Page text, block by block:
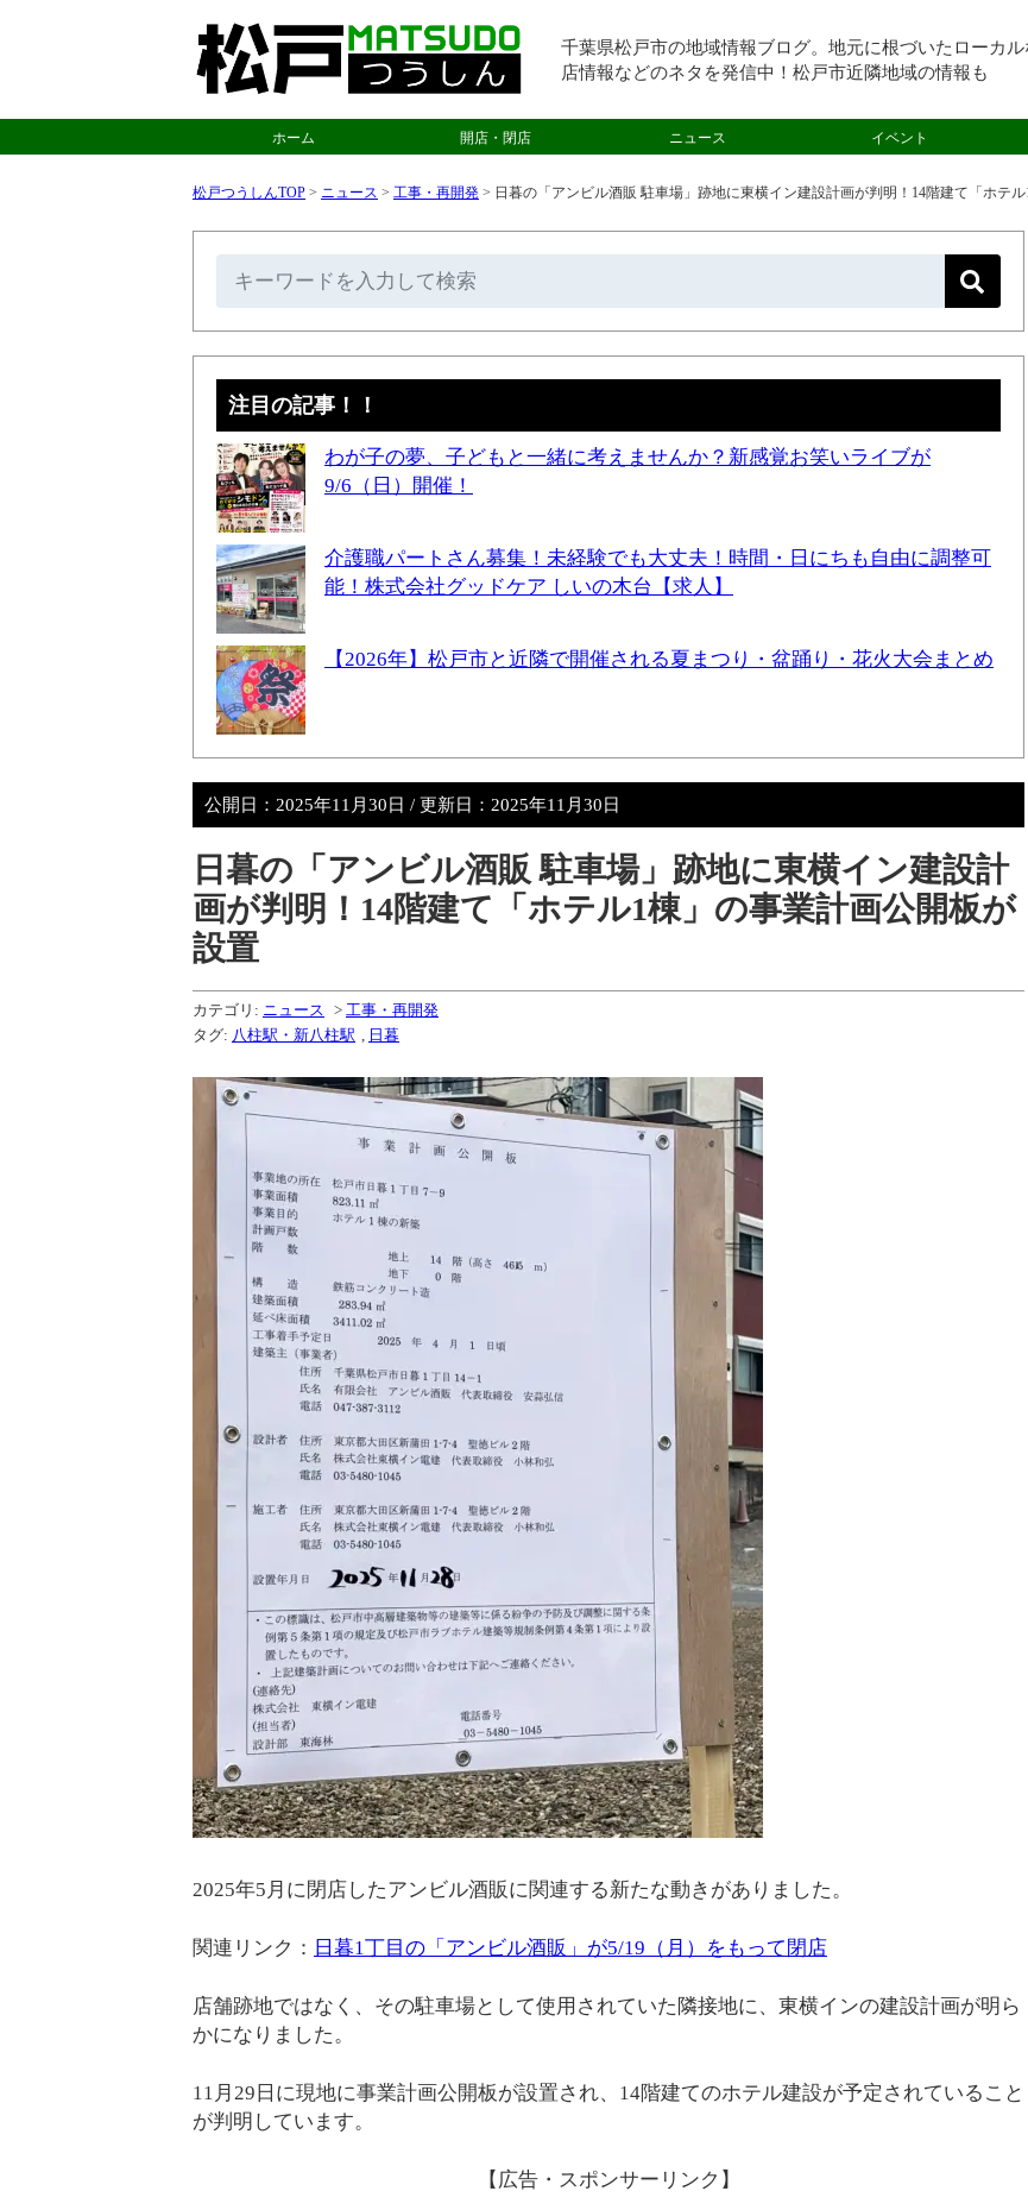
千葉県松戸市の地域情報ブログ。地元に根づいたローカ
店情報などのネタを発信中！松戸市近隣地域の情報も
ホーム 開店・閉店 ニュース イベント
松戸つうしんTOP > ニュース > 工事・再開発 > 日暮の「アンビル酒販 駐車場」跡地に東横イン建設計画が判明！14階建て「ホテ
注目の記事！！
わが子の夢、子どもと一緒に考えませんか？新感覚お笑いライブが
9/6（日）開催！
介護職パートさん募集！未経験でも大丈夫！時間・日にちも自由に調整可
能！株式会社グッドケア しいの木台【求人】
【2026年】松戸市と近隣で開催される夏まつり・盆踊り・花火大会まとめ
公開日： 2025年11月30日 / 更新日： 2025年11月30日
日暮の「アンビル酒販 駐車場」跡地に東横イン建設計
画が判明！14階建て「ホテル1棟」の事業計画公開板が
設置
カテゴリ: ニュース > 工事・再開発
タグ: 八柱駅・新八柱駅 日暮
2025年5月に閉店したアンビル酒販に関連する新たな動きがありました。
関連リンク： 日暮1丁目の「アンビル酒販」が5/19（月）をもって閉店
店舗跡地ではなく、その駐車場として使用されていた隣接地に、東横インの建設計画が明ら
かになりました。
11月29日に現地に事業計画公開板が設置され、14階建てのホテル建設が予定されていること
が判明しています。
【広告・スポンサーリンク】